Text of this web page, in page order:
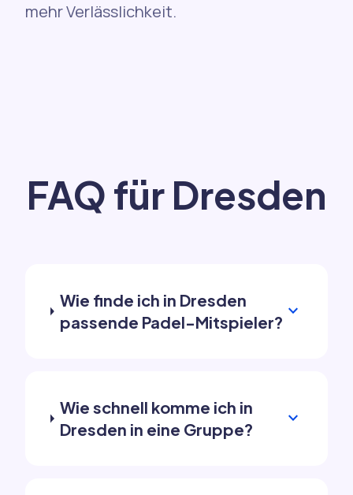
mehr Verlässlichkeit.
FAQ für Dresden
Wie finde ich in Dresden
passende Padel-Mitspieler? expand_more
Wie schnell komme ich in
Dresden in eine Gruppe?
expand_more